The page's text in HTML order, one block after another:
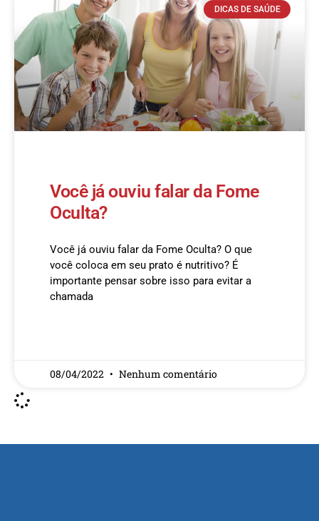
DICAS DE SAÚDE
Você já ouviu falar da Fome
Oculta?
Você já ouviu falar da Fome Oculta? O que
você coloca em seu prato é nutritivo? É
importante pensar sobre isso para evitar a
chamada
08/04/2022 Nenhum comentário